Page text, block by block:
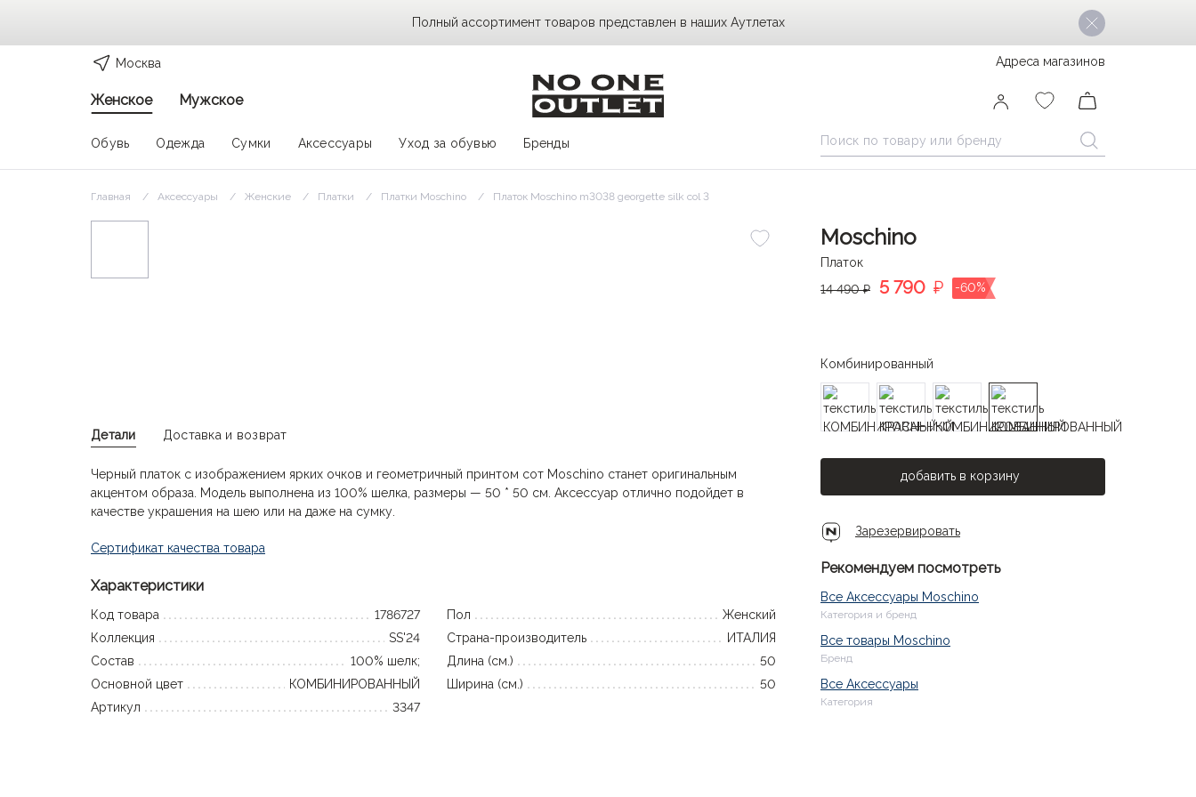
Главная Аксессуары Женские Платки Платки Moschino Платок Moschino m3038 georgette silk col 3
Moschino
Платок
14 490 ₽
5 790 ₽ -60%
Комбинированный
добавить в корзину
Зарезервировать
Рекомендуем посмотреть
Все Аксессуары Moschino
Категория и бренд
Все товары Moschino
Бренд
Все Аксессуары
Категория
Детали Доставка и возврат
Черный платок с изображением ярких очков и геометричный принтом сот Moschino станет оригинальным
акцентом образа. Модель выполнена из 100% шелка, размеры — 50 * 50 см. Аксессуар отлично подойдет в
качестве украшения на шею или на даже на сумку.
Сертификат качества товара
Характеристики
Код товара
1786727
Коллекция
SS'24
Состав
100% шелк;
Основной цвет
КОМБИНИРОВАННЫЙ
Артикул
3347
Пол
Женский
Страна-производитель
ИТАЛИЯ
Длина (см.)
50
Ширина (см.)
50
Полный ассортимент товаров представлен в наших Аутлетах
Москва Адреса магазинов
Женское Мужское
Обувь Одежда Сумки Аксессуары Уход за обувью Бренды